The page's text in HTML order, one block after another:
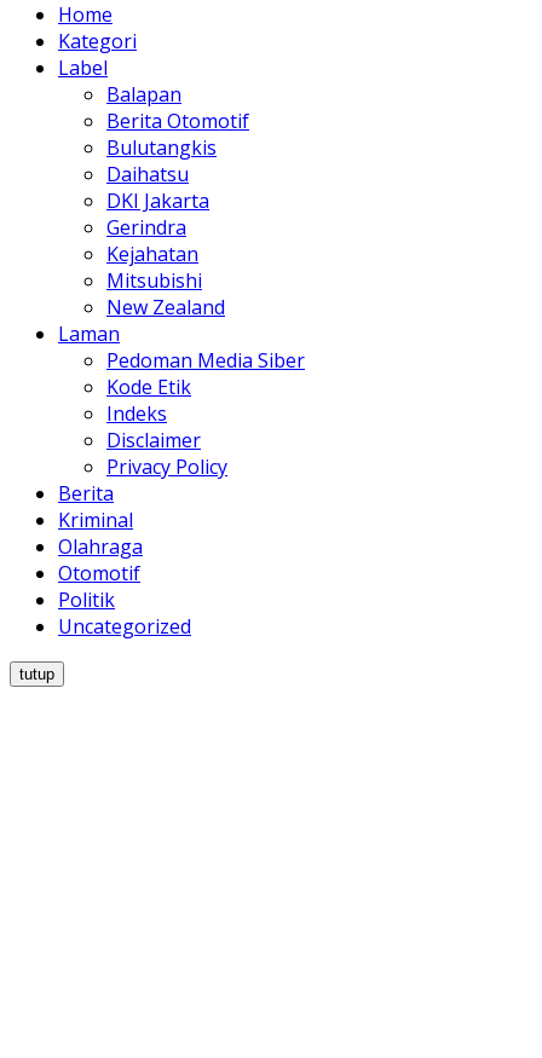
Home
Kategori
Label
Balapan
Berita Otomotif
Bulutangkis
Daihatsu
DKI Jakarta
Gerindra
Kejahatan
Mitsubishi
New Zealand
Laman
Pedoman Media Siber
Kode Etik
Indeks
Disclaimer
Privacy Policy
Berita
Kriminal
Olahraga
Otomotif
Politik
Uncategorized
tutup